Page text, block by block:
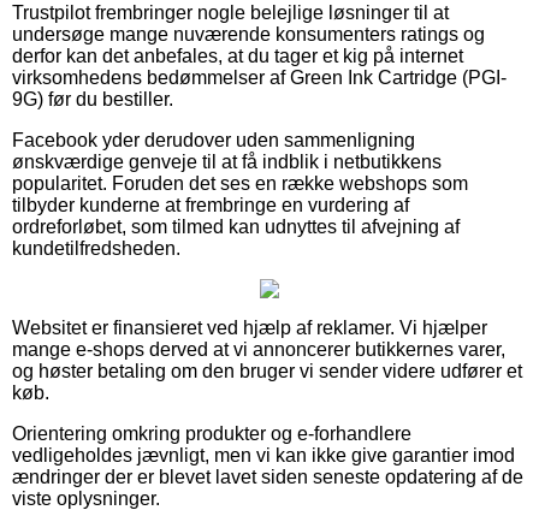
Trustpilot frembringer nogle belejlige løsninger til at
undersøge mange nuværende konsumenters ratings og
derfor kan det anbefales, at du tager et kig på internet
virksomhedens bedømmelser af Green Ink Cartridge (PGI-
9G) før du bestiller.
Facebook yder derudover uden sammenligning
ønskværdige genveje til at få indblik i netbutikkens
popularitet. Foruden det ses en række webshops som
tilbyder kunderne at frembringe en vurdering af
ordreforløbet, som tilmed kan udnyttes til afvejning af
kundetilfredsheden.
Websitet er finansieret ved hjælp af reklamer. Vi hjælper
mange e-shops derved at vi annoncerer butikkernes varer,
og høster betaling om den bruger vi sender videre udfører et
køb.
Orientering omkring produkter og e-forhandlere
vedligeholdes jævnligt, men vi kan ikke give garantier imod
ændringer der er blevet lavet siden seneste opdatering af de
viste oplysninger.